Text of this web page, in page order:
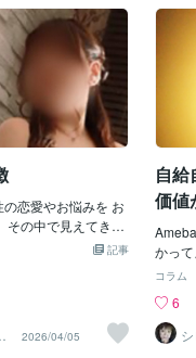
恋愛やお悩みを お
その中で見えてきた
れは 「騙す女性には
そうではありませ
ーンが多く見られま
を いくつかお伝えし
記事
2026/04/05
自
価値
値観
かっ
コラム
6